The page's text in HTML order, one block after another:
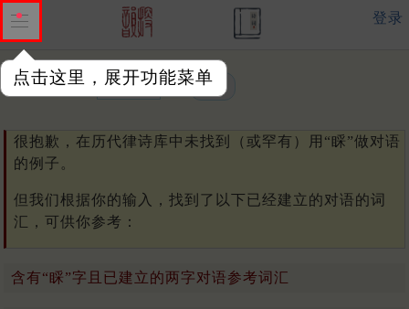
点击这里，展开功能菜单
登录
单字或词汇：
很抱歉，在历代律诗库中未找到（或罕有）用“睬”做对语
的例子。
但我们根据你的输入，找到了以下已经建立的对语的词
汇，可供你参考：
含有“睬”字且已建立的两字对语参考词汇